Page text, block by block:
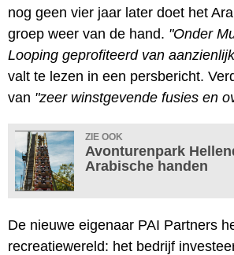
nog geen vier jaar later doet het
groep weer van de hand. "Onder
Looping geprofiteerd van
valt te lezen in een persbericht.
van "zeer winstgevende fusies en
ZIE OOK
Avonturenpark
Arabische handen
De nieuwe eigenaar PAI Partners
recreatiewereld: het bedrijf